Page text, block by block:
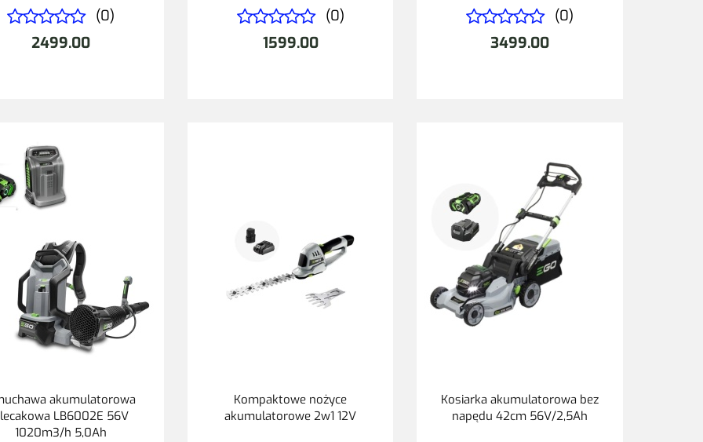
(0)
2499.00
(0)
1599.00
(0)
3499.00
akumulatorowa
LB6002E 56V
1020m3/h 5,0Ah
Kompaktowe nożyce
akumulatorowe 2w1 12V
Kosiarka akumulatorowa bez
napędu 42cm 56V/2,5Ah